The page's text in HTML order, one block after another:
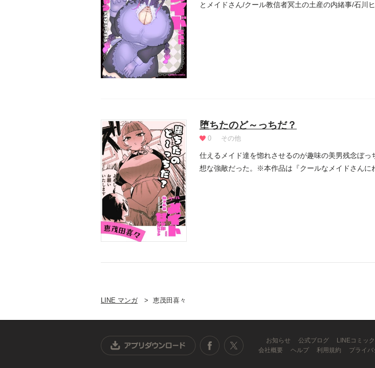
とメイドさん/クール教信者冥土の土産の内緒事/石川
堕ちたのど～っちだ？
0 その他
仕えるメイド達を惚れさせるのが趣味の美男残念ぼ
想な強敵だった。※本作品は『クールなメイドさんに
LINE マンガ 恵茂田喜々
お知らせ 公式ブログ LINEコミッ
会社概要
ヘルプ 利用規約 プライ